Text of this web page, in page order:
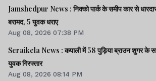
Jamshedpur News : निक्को पार्क के समीप कार से
बरामद, 5 युवक धराए
Aug 08, 2026 07:38 PM
Seraikela News : कपाली में 58 पुड़िया ब्राउन शुगर के
युवक गिरफ्तार
Aug 08, 2026 08:14 PM